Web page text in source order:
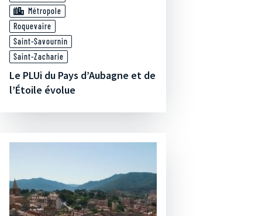
Métropole
Roquevaire
Saint-Savournin
Saint-Zacharie
Le PLUi du Pays d’Aubagne et de
l’Étoile évolue